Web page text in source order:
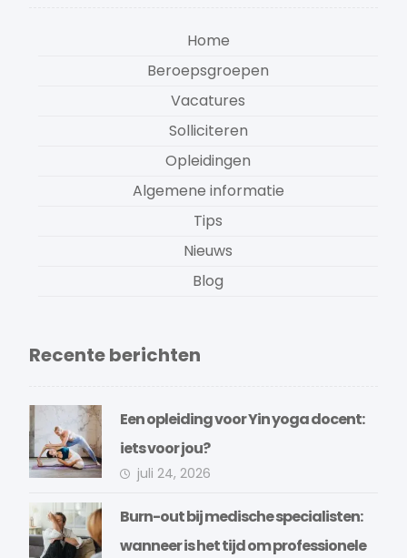
Home
Beroepsgroepen
Vacatures
Solliciteren
Opleidingen
Algemene informatie
Tips
Nieuws
Blog
Recente berichten
Een opleiding voor Yin yoga docent:
iets voor jou?
juli 24, 2026
Burn-out bij medische specialisten:
wanneer is het tijd om professionele